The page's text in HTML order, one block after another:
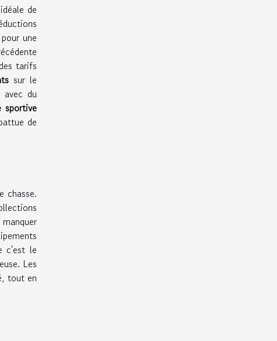
de
une
tarifs
sur le
avec du
sportive
de
chasse.
c'est le
Les
tout en